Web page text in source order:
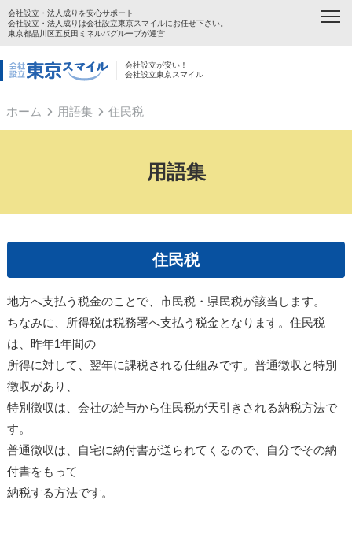
会社設立・法人成りを安心サポート
会社設立・法人成りは会社設立東京スマイルにお任せ下さい。
東京都品川区五反田ミネルバグループが運営
会社設立が安い！
会社設立東京スマイル
ホーム 用語集 住民税
用語集
住民税
地方へ支払う税金のことで、市民税・県民税が該当します。
ちなみに、所得税は税務署へ支払う税金となります。住民税
は、昨年1年間の
所得に対して、翌年に課税される仕組みです。普通徴収と特別
徴収があり、
特別徴収は、会社の給与から住民税が天引きされる納税方法で
す。
普通徴収は、自宅に納付書が送られてくるので、自分でその納
付書をもって
納税する方法です。